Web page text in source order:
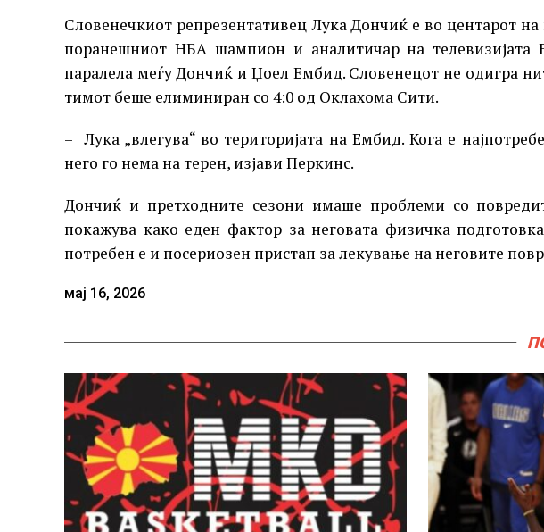
Словенечкиот репрезентативец Лука Дончиќ е во центарот
поранешниот НБА шампион и аналитичар на
паралела меѓу Дончиќ и Џоел Ембид. Словенецот не одигра
тимот беше елиминиран со 4:0 од Оклахома Сити.
– Лука „влегува“ во територијата на Ембид. Кога е
него го нема на терен, изјави Перкинс.
Дончиќ и претходните сезони имаше проблеми со
покажува како еден фактор за неговата физичка
потребен е и посериозен пристап за лекување на неговите
мај 16, 2026